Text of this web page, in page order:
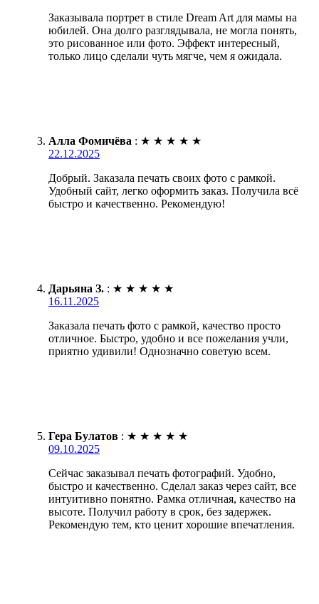
Заказывала портрет в стиле Dream Art для мамы на
юбилей. Она долго разглядывала, не могла понять,
это рисованное или фото. Эффект интересный,
только лицо сделали чуть мягче, чем я ожидала.
Алла Фомичёва : ★ ★ ★ ★ ★
22.12.2025
Добрый. Заказала печать своих фото с рамкой.
Удобный сайт, легко оформить заказ. Получила всё
быстро и качественно. Рекомендую!
Дарьяна З. : ★ ★ ★ ★ ★
16.11.2025
Заказала печать фото с рамкой, качество просто
отличное. Быстро, удобно и все пожелания учли,
приятно удивили! Однозначно советую всем.
Гера Булатов : ★ ★ ★ ★ ★
09.10.2025
Сейчас заказывал печать фотографий. Удобно,
быстро и качественно. Сделал заказ через сайт, все
интуитивно понятно. Рамка отличная, качество на
высоте. Получил работу в срок, без задержек.
Рекомендую тем, кто ценит хорошие впечатления.